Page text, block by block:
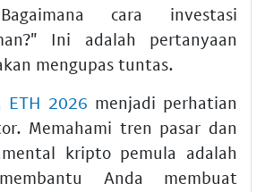
cara investasi
Ini adalah pertanyaan
mengupas tuntas.
ETH 2026 menjadi perhatian
Memahami tren pasar dan
kripto pemula adalah
Anda membuat